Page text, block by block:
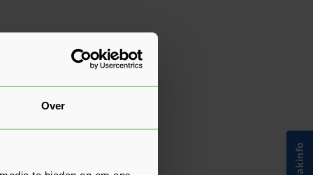
Over